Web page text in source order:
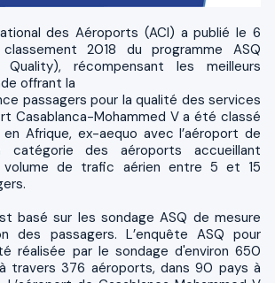
2018 du programme ASQ
récompensant les meilleurs
offrant la
passagers pour la qualité des services
Casablanca-Mohammed V a été classé
Afrique, ex-aequo avec l’aéroport de
catégorie des aéroports accueillant
volume de trafic aérien entre 5 et 15
basé sur les sondage ASQ de mesure
des passagers. L’enquête ASQ pour
réalisée par le sondage d'environ 650
travers 376 aéroports, dans 90 pays à